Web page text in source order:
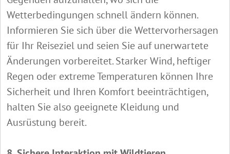
Wetterbedingungen schnell ändern können.
Informieren Sie sich über die Wettervorhersagen
für Ihr Reiseziel und seien Sie auf unerwartete
Änderungen vorbereitet. Starker Wind, heftiger
Regen oder extreme Temperaturen können Ihre
Sicherheit und Ihren Komfort beeinträchtigen,
halten Sie also geeignete Kleidung und
Ausrüstung bereit.